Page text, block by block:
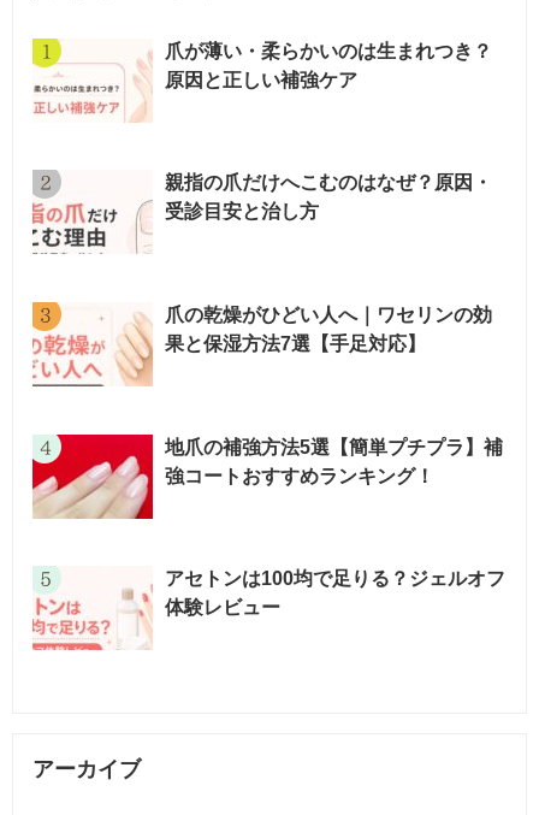
爪が薄い・柔らかいのは生まれつき？
原因と正しい補強ケア
親指の爪だけへこむのはなぜ？原因・
受診目安と治し方
爪の乾燥がひどい人へ｜ワセリンの効
果と保湿方法7選【手足対応】
地爪の補強方法5選【簡単プチプラ】補
強コートおすすめランキング！
アセトンは100均で足りる？ジェルオフ
体験レビュー
アーカイブ